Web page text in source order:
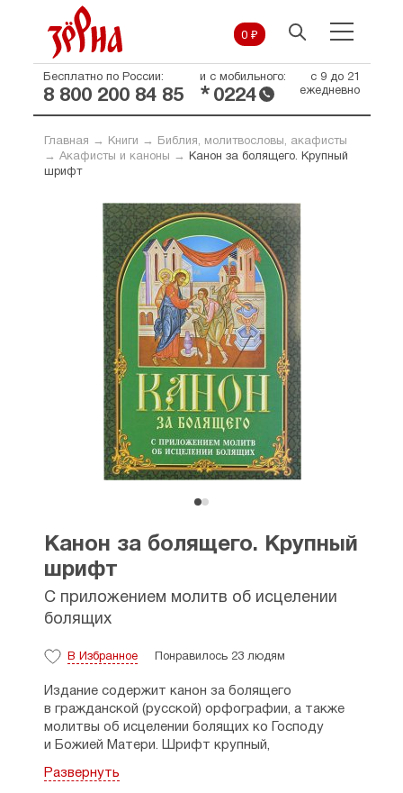
0 ₽
Бесплатно по России:
8 800 200 84 85
и с мобильного:
* 0224
с 9 до 21
ежедневно
Главная → Книги →
Библия, молитвословы, акафисты
→ Акафисты и каноны →
Канон за болящего. Крупный
шрифт
Канон за болящего. Крупный
шрифт
С приложением молитв об исцелении
болящих
В Избранное Понравилось 23 людям
Издание содержит канон за болящего
в гражданской (русской) орфографии, а также
молитвы об исцелении болящих ко Господу
и Божией Матери. Шрифт крупный,
Развернуть